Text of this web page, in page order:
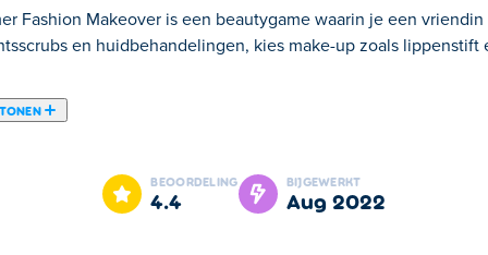
Fashion Makeover is een beautygame waarin je een
en huidbehandelingen, kies make-up zoals
waarin je een van je vrienden helpt zich voor te bereiden
en meer! Laat je vriendin er stijlvol uitzien op haar speciale
BEOORDELING
4.4
BIJGEWERKT
aug 2022